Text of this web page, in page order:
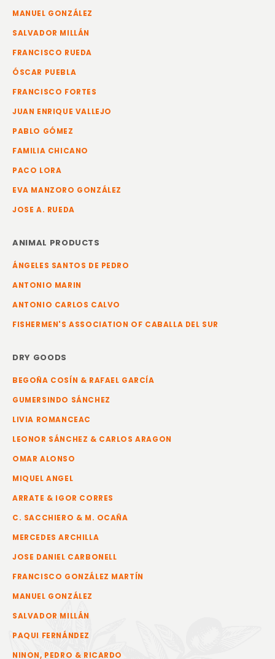
MANUEL GONZÁLEZ
SALVADOR MILLÁN
FRANCISCO RUEDA
ÓSCAR PUEBLA
FRANCISCO FORTES
JUAN ENRIQUE VALLEJO
PABLO GÓMEZ
FAMILIA CHICANO
PACO LORA
EVA MANZORO GONZÁLEZ
JOSE A. RUEDA
ANIMAL PRODUCTS
ÁNGELES SANTOS DE PEDRO
ANTONIO MARIN
ANTONIO CARLOS CALVO
FISHERMEN'S ASSOCIATION OF CABALLA DEL SUR
DRY GOODS
BEGOÑA COSÍN & RAFAEL GARCÍA
GUMERSINDO SÁNCHEZ
LIVIA ROMANCEAC
LEONOR SÁNCHEZ & CARLOS ARAGON
OMAR ALONSO
MIQUEL ANGEL
ARRATE & IGOR CORRES
C. SACCHIERO & M. OCAÑA
MERCEDES ARCHILLA
JOSE DANIEL CARBONELL
FRANCISCO GONZÁLEZ MARTÍN
MANUEL GONZÁLEZ
SALVADOR MILLÁN
PAQUI FERNÁNDEZ
NINON, PEDRO & RICARDO